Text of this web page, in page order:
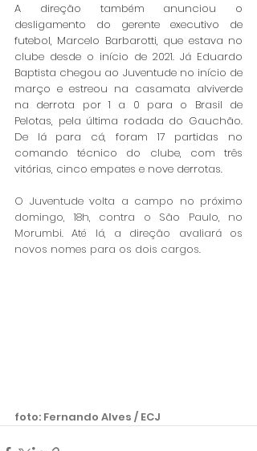
A direção também anunciou o
desligamento do gerente executivo de
futebol, Marcelo Barbarotti, que estava no
clube desde o início de 2021. Já Eduardo
Baptista chegou ao Juventude no início de
março e estreou na casamata alviverde
na derrota por 1 a 0 para o Brasil de
Pelotas, pela última rodada do Gauchão.
De lá para cá, foram 17 partidas no
comando técnico do clube, com três
vitórias, cinco empates e nove derrotas.
O Juventude volta a campo no próximo
domingo, 18h, contra o São Paulo, no
Morumbi. Até lá, a direção avaliará os
novos nomes para os dois cargos.
foto: Fernando Alves / ECJ